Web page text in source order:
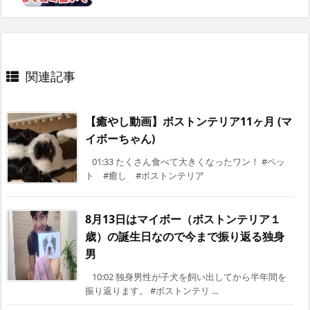
関連記事
【癒やし動画】ボストンテリア11ヶ月 (マ
イボーちゃん)
01:33 たくさん食べて大きくなったワン！ #ペッ
ト #癒し #ボストンテリア
8月13日はマイボー（ボストンテリア１
歳）の誕生日なので今まで振り返る独身
男
10:02 独身男性が子犬を飼い出してから半年間を
振り返ります。 #ボストンテリ ...